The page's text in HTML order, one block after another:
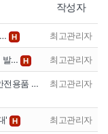
작성자
H 최고관리자
발… H 최고관리자
전용품 … 최고관리자
' H 최고관리자